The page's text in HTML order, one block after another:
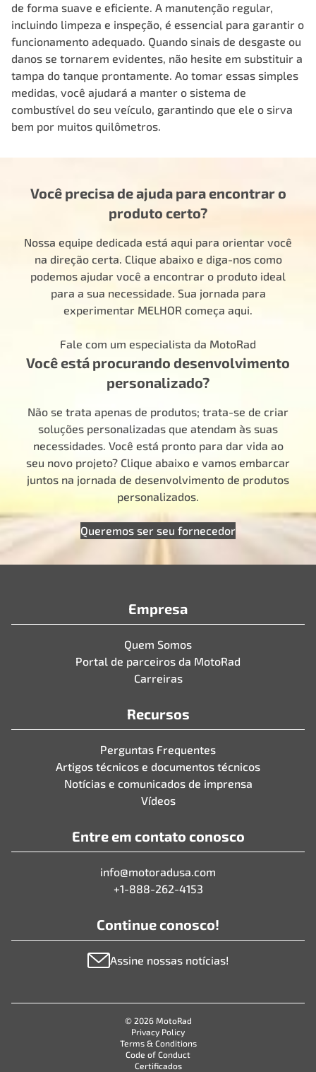
de forma suave e eficiente. A manutenção regular,
incluindo limpeza e inspeção, é essencial para garantir o
funcionamento adequado. Quando sinais de desgaste ou
danos se tornarem evidentes, não hesite em substituir a
tampa do tanque prontamente. Ao tomar essas simples
medidas, você ajudará a manter o sistema de
combustível do seu veículo, garantindo que ele o sirva
bem por muitos quilômetros.
Você precisa de ajuda para encontrar o
produto certo?
Nossa equipe dedicada está aqui para orientar você
na direção certa. Clique abaixo e diga-nos como
podemos ajudar você a encontrar o produto ideal
para a sua necessidade. Sua jornada para
experimentar MELHOR começa aqui.
Fale com um especialista da MotoRad
Você está procurando desenvolvimento
personalizado?
Não se trata apenas de produtos; trata-se de criar
soluções personalizadas que atendam às suas
necessidades. Você está pronto para dar vida ao
seu novo projeto? Clique abaixo e vamos embarcar
juntos na jornada de desenvolvimento de produtos
personalizados.
Queremos ser seu fornecedor
Empresa
Quem Somos
Portal de parceiros da MotoRad
Carreiras
Recursos
Perguntas Frequentes
Artigos técnicos e documentos técnicos
Notícias e comunicados de imprensa
Vídeos
Entre em contato conosco
info@motoradusa.com
+1-888-262-4153
Continue conosco!
Assine nossas notícias!
© 2026 MotoRad
Privacy Policy
Terms & Conditions
Code of Conduct
Certificados